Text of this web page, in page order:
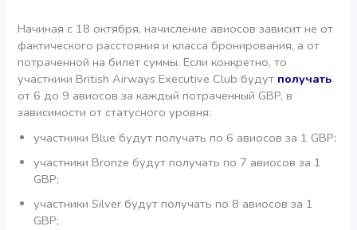
Начиная с 18 октября, начисление авиосов зависит не от
фактического расстояния и класса бронирования, а от
потраченной на билет суммы. Если конкретно, то
участники British Airways Executive Club будут получать
от 6 до 9 авиосов за каждый потраченный GBP, в
зависимости от статусного уровня:
участники Blue будут получать по 6 авиосов за 1 GBP;
участники Bronze будут получать по 7 авиосов за 1
GBP;
участники Silver будут получать по 8 авиосов за 1
GBP;